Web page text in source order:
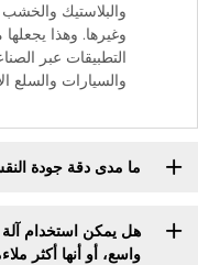
والبلاستيك والخشب
وغيرها. وهذا
التطبيقات عبر
والسيارات والسلع
ما مدى دقة جودة
واسع، أو أنها أكثر